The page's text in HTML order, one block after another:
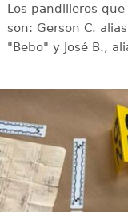
Los pandilleros
son: Gerson C.
"Bebo" y José B.,